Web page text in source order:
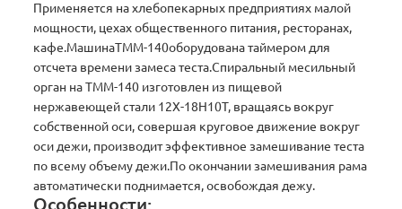
Применяется на хлебопекарных предприятиях малой
мощности, цехах общественного питания, ресторанах,
кафе.МашинаТММ-140оборудована таймером для
отсчета времени замеса теста.Спиральный месильный
орган на ТММ-140 изготовлен из пищевой
нержавеющей стали 12Х-18Н10Т, вращаясь вокруг
собственной оси, совершая круговое движение вокруг
оси дежи, производит эффективное замешивание теста
по всему объему дежи.По окончании замешивания рама
автоматически поднимается, освобождая дежу.
Особенности: